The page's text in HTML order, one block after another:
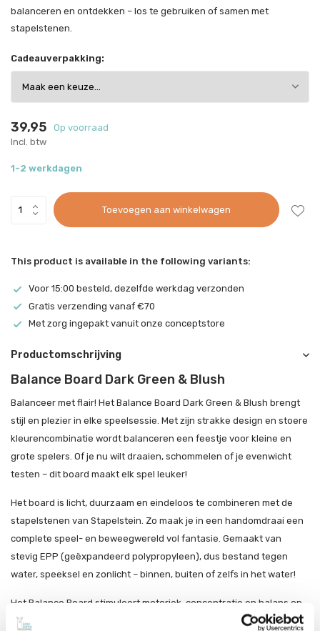
balanceren en ontdekken – los te gebruiken of samen met
stapelstenen.
Cadeauverpakking:
39,95
Op voorraad
Incl. btw
1-2 werkdagen
Toevoegen aan winkelwagen
This product is available in the following variants:
Voor 15:00 besteld, dezelfde werkdag verzonden
Gratis verzending vanaf €70
Met zorg ingepakt vanuit onze conceptstore
Productomschrijving
Balance Board Dark Green & Blush
Balanceer met flair! Het Balance Board Dark Green & Blush brengt
stijl en plezier in elke speelsessie. Met zijn strakke design en stoere
kleurencombinatie wordt balanceren een feestje voor kleine en
grote spelers. Of je nu wilt draaien, schommelen of je evenwicht
testen – dit board maakt elk spel leuker!
Het board is licht, duurzaam en eindeloos te combineren met de
stapelstenen van Stapelstein. Zo maak je in een handomdraai een
complete speel- en beweegwereld vol fantasie. Gemaakt van
stevig EPP (geëxpandeerd polypropyleen), dus bestand tegen
water, speeksel en zonlicht – binnen, buiten of zelfs in het water!
Het Balance Board stimuleert motoriek, concentratie en balans op
een speelse manier. Perfect voor energieke kinderen die niet stil